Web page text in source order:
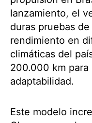
lanzamiento, el
duras pruebas
rendimiento en
climáticas del
200.000 km para
adaptabilidad.
Este modelo